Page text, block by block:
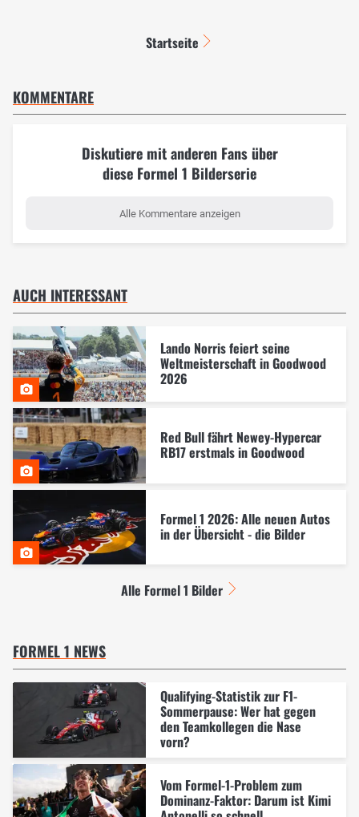
Startseite
KOMMENTARE
Diskutiere mit anderen Fans über
diese Formel 1 Bilderserie
Alle Kommentare anzeigen
AUCH INTERESSANT
Lando Norris feiert seine
Weltmeisterschaft in Goodwood
2026
Red Bull fährt Newey-Hypercar
RB17 erstmals in Goodwood
Formel 1 2026: Alle neuen Autos
in der Übersicht - die Bilder
Alle Formel 1 Bilder
FORMEL 1 NEWS
Qualifying-Statistik zur F1-
Sommerpause: Wer hat gegen
den Teamkollegen die Nase
vorn?
Vom Formel-1-Problem zum
Dominanz-Faktor: Darum ist Kimi